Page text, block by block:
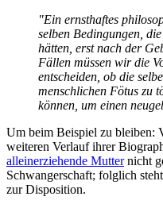
"Ein ernsthaftes
selben Bedingungen,
hätten, erst nach der
Fällen müssen wir die
entscheiden, ob die
menschlichen Fötus zu
können, um einen
Um beim Beispiel zu bleiben:
weiteren Verlauf ihrer
alleinerziehende Mutternicht
Schwangerschaft; folglich
zur Disposition.